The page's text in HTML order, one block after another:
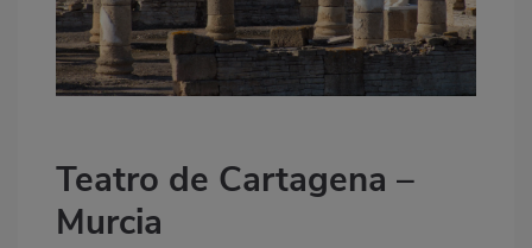
Teatro de Cartagena –
Murcia